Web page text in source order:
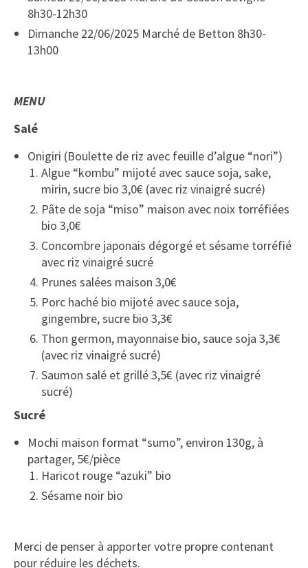
8h30-12h30
Dimanche 22/06/2025 Marché de Betton 8h30-
13h00
MENU
Salé
Onigiri (Boulette de riz avec feuille d’algue “nori”)
Algue “kombu” mijoté avec sauce soja, sake,
mirin, sucre bio 3,0€ (avec riz vinaigré sucré)
Pâte de soja “miso” maison avec noix torréfiées
bio 3,0€
Concombre japonais dégorgé et sésame torréfié
avec riz vinaigré sucré
Prunes salées maison 3,0€
Porc haché bio mijoté avec sauce soja,
gingembre, sucre bio 3,3€
Thon germon, mayonnaise bio, sauce soja 3,3€
(avec riz vinaigré sucré)
Saumon salé et grillé 3,5€ (avec riz vinaigré
sucré)
Sucré
Mochi maison format “sumo”, environ 130g, à
partager, 5€/pièce
Haricot rouge “azuki” bio
Sésame noir bio
Merci de penser à apporter votre propre contenant
pour réduire les déchets.